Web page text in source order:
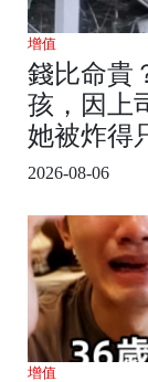
增值
錢比命貴
孩，因上
她被炸
2026-08-06
增值